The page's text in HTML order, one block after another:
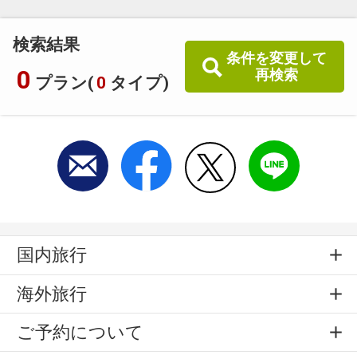
検索結果
0 プラン( 0 タイプ)
条件を変更して
再検索
国内旅行
海外旅行
ご予約について